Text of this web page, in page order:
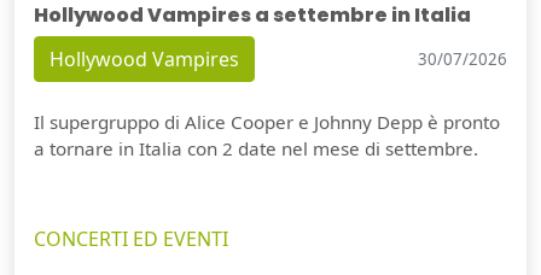
Hollywood Vampires a settembre in Italia
Hollywood Vampires 30/07/2026
Il supergruppo di Alice Cooper e Johnny Depp è pronto
a tornare in Italia con 2 date nel mese di settembre.
CONCERTI ED EVENTI